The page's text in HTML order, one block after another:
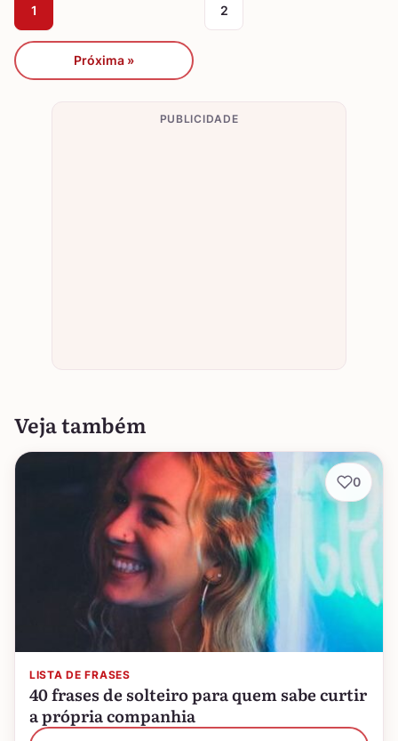
1 2
Próxima »
PUBLICIDADE
Veja também
LISTA DE FRASES
40 frases de solteiro para quem sabe curtir
a própria companhia
0